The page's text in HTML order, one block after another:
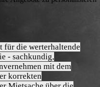
für die werterhaltende
- sachkundig,
mit dem
korrekten